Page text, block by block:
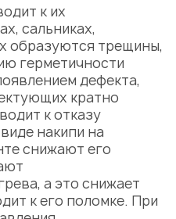
к их
сальниках,
образуются трещины,
герметичности
дефекта,
кратно
к отказу
накипи на
снижают его
а это снижает
к его поломке. При